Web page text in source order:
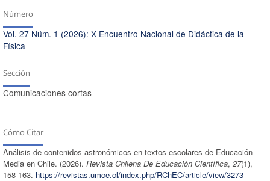
Número
Vol. 27 Núm. 1 (2026): X Encuentro Nacional de Didáctica de la
Física
Sección
Comunicaciones cortas
Cómo Citar
Análisis de contenidos astronómicos en textos escolares de Educación
Media en Chile. (2026). Revista Chilena De Educación Científica, 27(1),
158-163. https://revistas.umce.cl/index.php/RChEC/article/view/3273